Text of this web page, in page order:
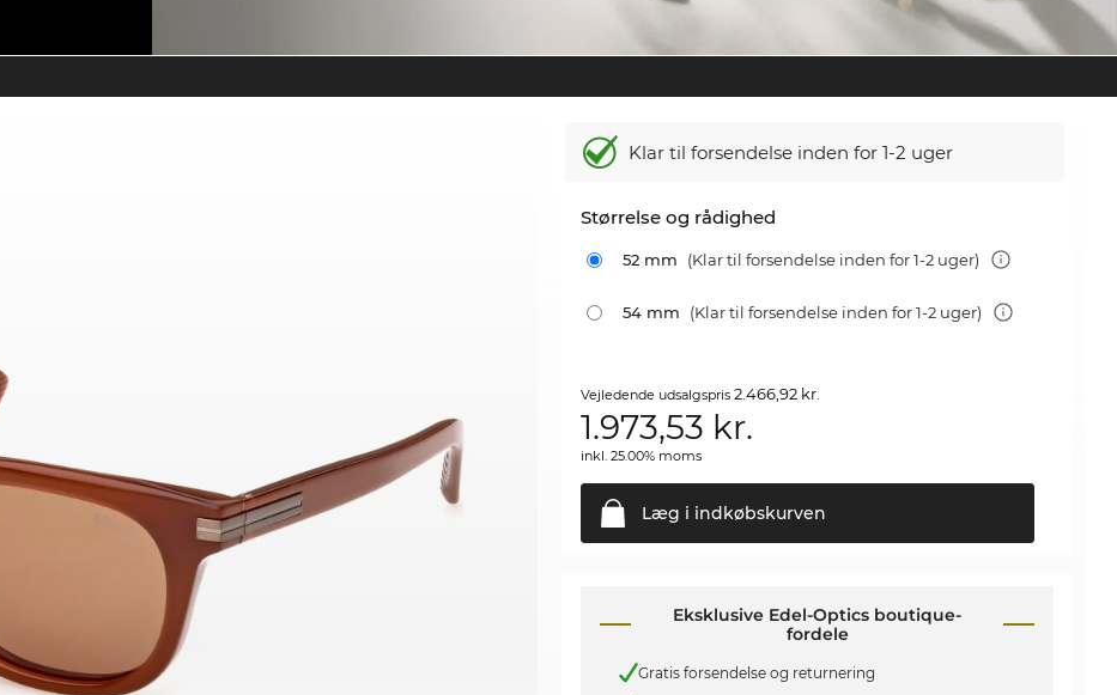
Klar til forsendelse inden for 1-2 uger
Størrelse og rådighed
52 mm (Klar til forsendelse inden for 1-2 uger)
54 mm (Klar til forsendelse inden for 1-2 uger)
Vejledende udsalgspris2.466,92 kr.
1.973,53 kr.
inkl. 25.00% moms
Læg i indkøbskurven
Eksklusive Edel-Optics boutique-
fordele
Gratis forsendelse og returnering